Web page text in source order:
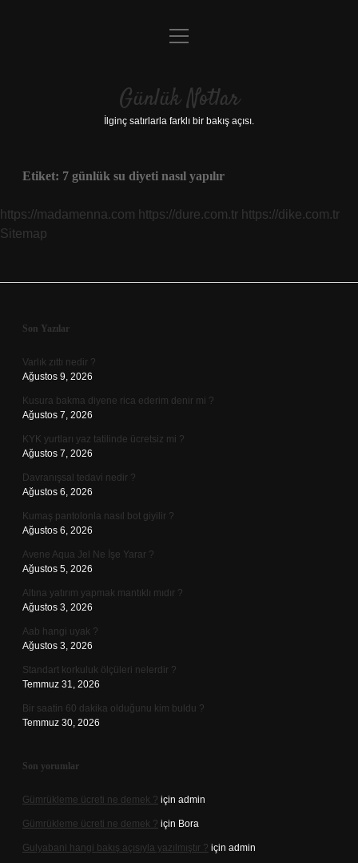
Anasayfa
Yasal Uyarı
menüyü
Günlük Notlar
İlginç satırlarla farklı bir bakış açısı.
Etiket: 7 günlük su diyeti nasıl yapılır
https://madamenna.com https://dure.com.tr https://dike.com.tr
Sitemap
Sidebar
Son Yazılar
Varlık zıttı nedir ?
Ağustos 9, 2026
Kusura bakma diyene rica ederim denir mi ?
Ağustos 7, 2026
KYK yurtları yaz tatilinde ücretsiz mi ?
Ağustos 7, 2026
Davranışsal tedavi nedir ?
Ağustos 6, 2026
Kumaş pantolonla nasıl bot giyilir ?
Ağustos 6, 2026
Avene Aqua Jel Ne İşe Yarar ?
Ağustos 5, 2026
Altına yatırım yapmak mantıklı mıdır ?
Ağustos 3, 2026
Aab hangi uyak ?
Ağustos 3, 2026
Standart korkuluk ölçüleri nelerdir ?
Temmuz 31, 2026
Bir saatin 60 dakika olduğunu kim buldu ?
Temmuz 30, 2026
Son yorumlar
Gümrükleme ücreti ne demek ? için admin
Gümrükleme ücreti ne demek ? için Bora
Gulyabani hangi bakış açısıyla yazılmıştır ? için admin